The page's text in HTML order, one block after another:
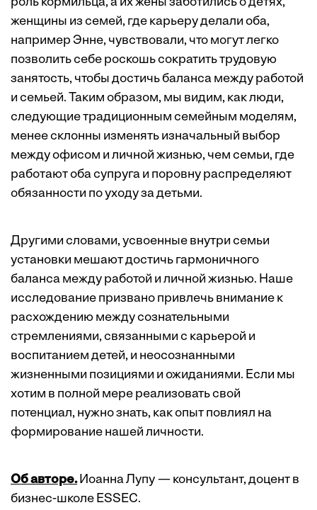
женщины из семей, где карьеру делали оба,
например Энне, чувствовали, что могут легко
позволить себе роскошь сократить трудовую
занятость, чтобы достичь баланса между работой
и семьей. Таким образом, мы видим, как люди,
следующие традиционным семейным моделям,
менее склонны изменять изначальный выбор
между офисом и личной жизнью, чем семьи, где
работают оба супруга и поровну распределяют
обязанности по уходу за детьми.
Другими словами, усвоенные внутри семьи
установки мешают достичь гармоничного
баланса между работой и личной жизнью. Наше
исследование призвано привлечь внимание к
расхождению между сознательными
стремлениями, связанными с карьерой и
воспитанием детей, и неосознанными
жизненными позициями и ожиданиями. Если мы
хотим в полной мере реализовать свой
потенциал, нужно знать, как опыт повлиял на
формирование нашей личности.
Об авторе.Иоанна Лупу — консультант, доцент в
бизнес-школе ESSEC.